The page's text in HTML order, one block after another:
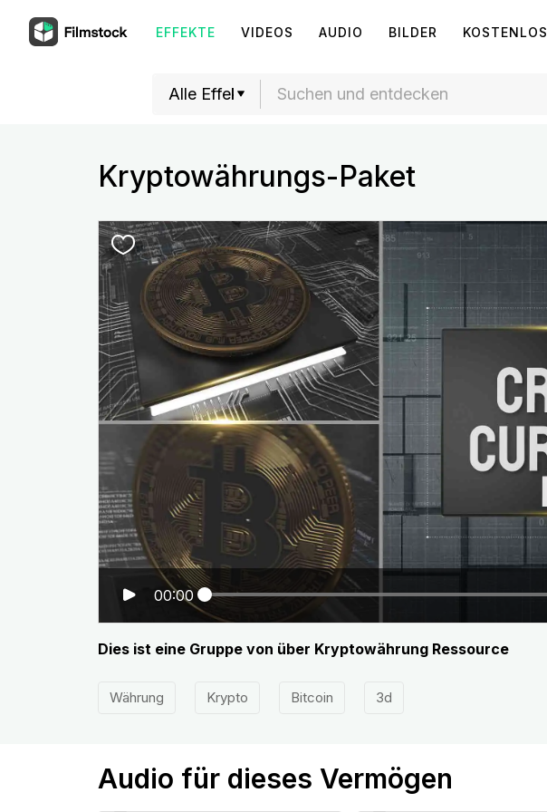
EFFEKTE VIDEOS AUDIO BILDER KOSTENLOS
Kryptowährungs-Paket
00:00
Dies ist eine Gruppe von über Kryptowährung Ressource
Währung Krypto Bitcoin 3d
Audio für dieses Vermögen